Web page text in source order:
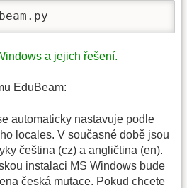
a jejich řešení.
EduBeam:
automaticky nastavuje podle
locales. V současné době jsou
čeština (cz) a angličtina (en).
instalaci MS Windows bude
česká mutace. Pokud chcete